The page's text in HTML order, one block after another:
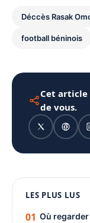
Déccès Rasak
football béninois
Cet article
de vous.
PUBLICITÉ
LES PLUS LUS
01 Où